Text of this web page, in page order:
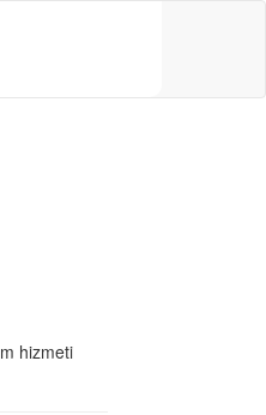
hizmeti